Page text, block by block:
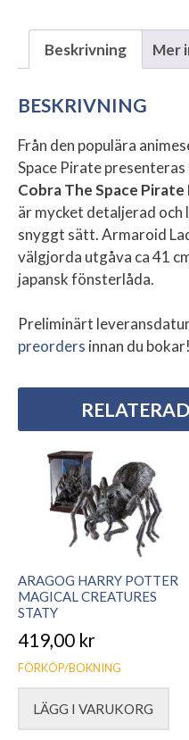
Beskrivning Mer
BESKRIVNING
Från den populära
Space Pirate presenteras
Cobra The Space
är mycket detaljerad
snyggt sätt. Armaroid
välgjorda utgåva ca 41
japansk fönsterlåda.
Preliminärt
preorders innan du bokar!
ARAGOG HARRY POTTER
MAGICAL CREATURES
STATY
419,00 kr
FÖRKÖP/BOKNING
LÄGG I VARUKORG